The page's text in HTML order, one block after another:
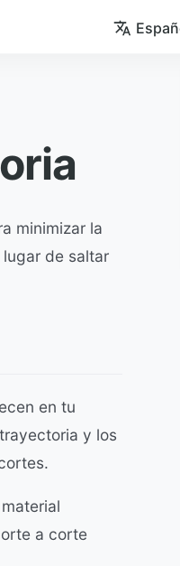
minimizar la
de saltar
en tu
y los
a corte